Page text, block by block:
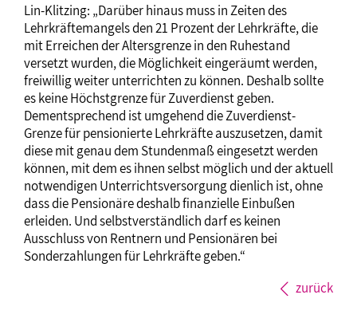
Lin-Klitzing: „Darüber hinaus muss in Zeiten des
Lehrkräftemangels den 21 Prozent der Lehrkräfte, die
mit Erreichen der Altersgrenze in den Ruhestand
versetzt wurden, die Möglichkeit eingeräumt werden,
freiwillig weiter unterrichten zu können. Deshalb sollte
es keine Höchstgrenze für Zuverdienst geben.
Dementsprechend ist umgehend die Zuverdienst-
Grenze für pensionierte Lehrkräfte auszusetzen, damit
diese mit genau dem Stundenmaß eingesetzt werden
können, mit dem es ihnen selbst möglich und der aktuell
notwendigen Unterrichtsversorgung dienlich ist, ohne
dass die Pensionäre deshalb finanzielle Einbußen
erleiden. Und selbstverständlich darf es keinen
Ausschluss von Rentnern und Pensionären bei
Sonderzahlungen für Lehrkräfte geben.“
zurück